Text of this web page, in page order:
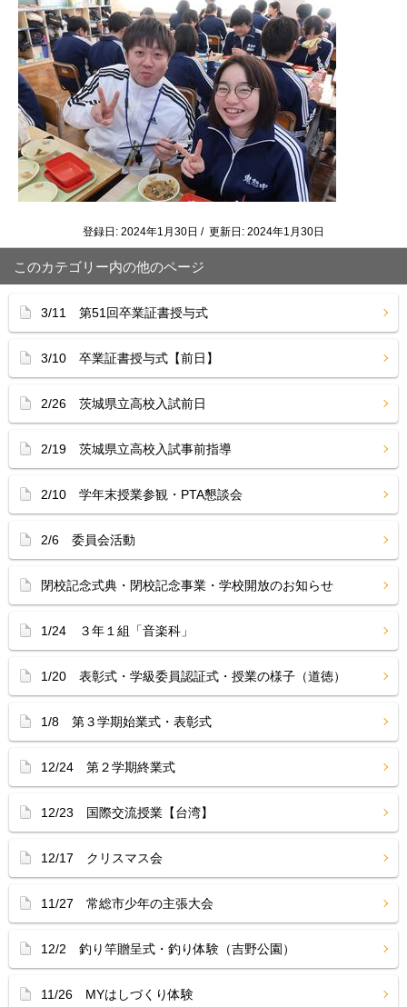
登録日: 2024年1月30日 / 更新日: 2024年1月30日
このカテゴリー内の他のページ
3/11 第51回卒業証書授与式
3/10 卒業証書授与式【前日】
2/26 茨城県立高校入試前日
2/19 茨城県立高校入試事前指導
2/10 学年末授業参観・PTA懇談会
2/6 委員会活動
閉校記念式典・閉校記念事業・学校開放のお知らせ
1/24 ３年１組「音楽科」
1/20 表彰式・学級委員認証式・授業の様子（道徳）
1/8 第３学期始業式・表彰式
12/24 第２学期終業式
12/23 国際交流授業【台湾】
12/17 クリスマス会
11/27 常総市少年の主張大会
12/2 釣り竿贈呈式・釣り体験（吉野公園）
11/26 MYはしづくり体験